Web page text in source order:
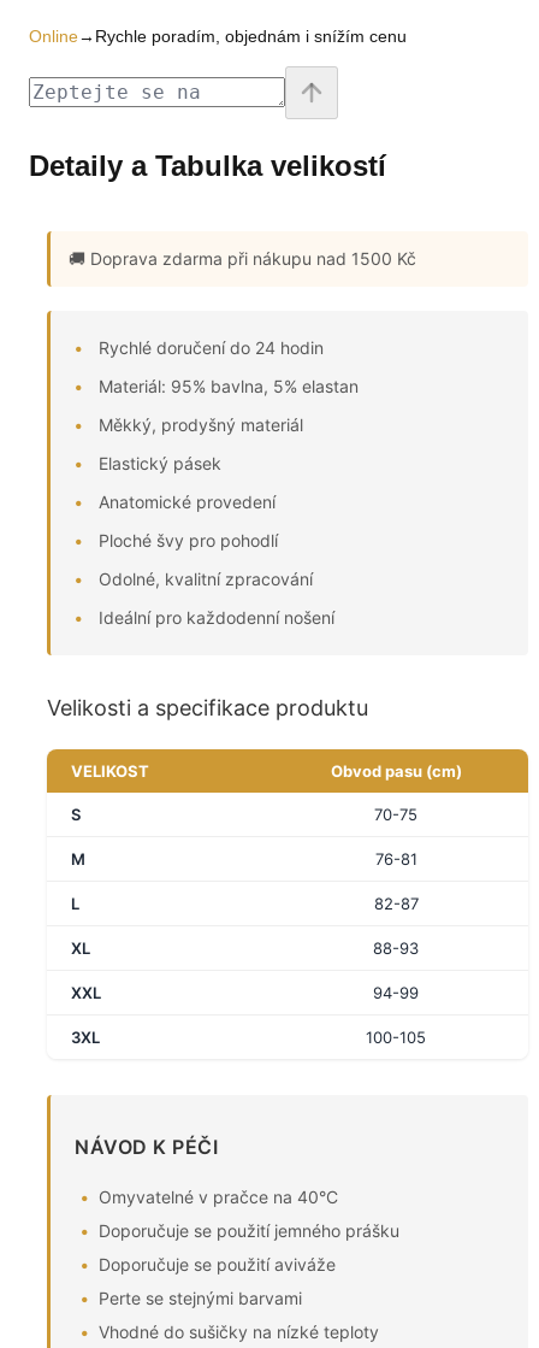
Online→ Rychle poradím, objednám i snížím cenu
Detaily a Tabulka velikostí
🚚 Doprava zdarma při nákupu nad 1500 Kč
Rychlé doručení do 24 hodin
Materiál: 95% bavlna, 5% elastan
Měkký, prodyšný materiál
Elastický pásek
Anatomické provedení
Ploché švy pro pohodlí
Odolné, kvalitní zpracování
Ideální pro každodenní nošení
Velikosti a specifikace produktu
VELIKOST Obvod pasu (cm)
S 70-75
M 76-81
L 82-87
XL 88-93
XXL 94-99
3XL 100-105
NÁVOD K PÉČI
Omyvatelné v pračce na 40°C
Doporučuje se použití jemného prášku
Doporučuje se použití aviváže
Perte se stejnými barvami
Vhodné do sušičky na nízké teploty